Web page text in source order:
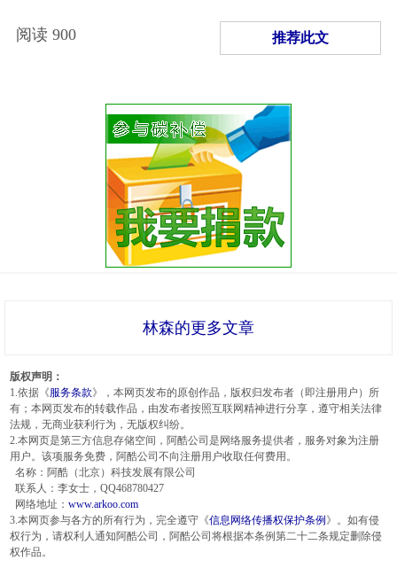
阅读 900 推荐此文
林森的更多文章
版权声明：
1.依据《服务条款》，本网页发布的原创作品，版权归发布者（即注册用户）所
有；本网页发布的转载作品，由发布者按照互联网精神进行分享，遵守相关法律
法规，无商业获利行为，无版权纠纷。
2.本网页是第三方信息存储空间，阿酷公司是网络服务提供者，服务对象为注册
用户。该项服务免费，阿酷公司不向注册用户收取任何费用。
名称：阿酷（北京）科技发展有限公司
联系人：李女士，QQ468780427
网络地址： www.arkoo.com
3.本网页参与各方的所有行为，完全遵守《信息网络传播权保护条例 》。如有侵
权行为，请权利人通知阿酷公司，阿酷公司将根据本条例第二十二条规定删除侵
权作品。